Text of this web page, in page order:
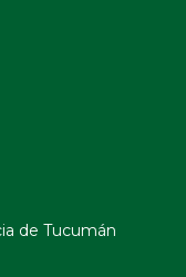
de Tucumán